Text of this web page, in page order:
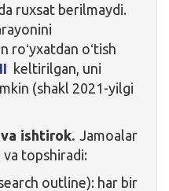
ruxsat berilmaydi.
roʻyxatdan oʻtish
keltirilgan, uni
(shakl 2021-yilgi
ishtirok. Jamoalar
topshiradi:
outline): har bir